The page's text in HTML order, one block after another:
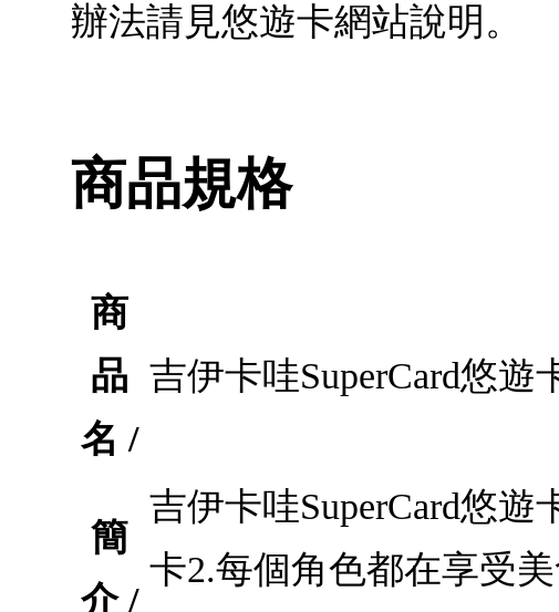
辦法請見悠遊卡網站說明。
商品規格
商
品
名 /
吉伊卡哇SuperCard悠遊
簡
介 /
吉伊卡哇SuperCard悠
卡2.每個角色都在享受